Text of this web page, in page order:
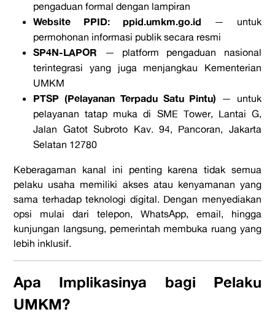
pengaduan formal dengan lampiran
Website PPID: ppid.umkm.go.id — untuk
permohonan informasi publik secara resmi
SP4N-LAPOR — platform pengaduan nasional
terintegrasi yang juga menjangkau Kementerian
UMKM
PTSP (Pelayanan Terpadu Satu Pintu) — untuk
pelayanan tatap muka di SME Tower, Lantai G,
Jalan Gatot Subroto Kav. 94, Pancoran, Jakarta
Selatan 12780
Keberagaman kanal ini penting karena tidak semua
pelaku usaha memiliki akses atau kenyamanan yang
sama terhadap teknologi digital. Dengan menyediakan
opsi mulai dari telepon, WhatsApp, email, hingga
kunjungan langsung, pemerintah membuka ruang yang
lebih inklusif.
Apa Implikasinya bagi Pelaku
UMKM?